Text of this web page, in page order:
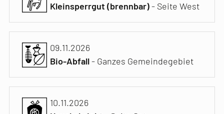
Kleinsperrgut (brennbar)- Seite West
09.11.2026
Bio-Abfall- Ganzes Gemeindegebiet
10.11.2026